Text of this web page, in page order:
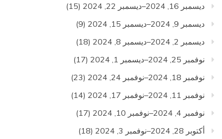
ديسمبر 16, 2024–ديسمبر 22, 2024
(15)
ديسمبر 9, 2024–ديسمبر 15, 2024
(9)
ديسمبر 2, 2024–ديسمبر 8, 2024
(18)
نوفمبر 25, 2024–ديسمبر 1, 2024
(17)
نوفمبر 18, 2024–نوفمبر 24, 2024
(23)
نوفمبر 11, 2024–نوفمبر 17, 2024
(14)
نوفمبر 4, 2024–نوفمبر 10, 2024
(17)
أكتوبر 28, 2024–نوفمبر 3, 2024
(18)